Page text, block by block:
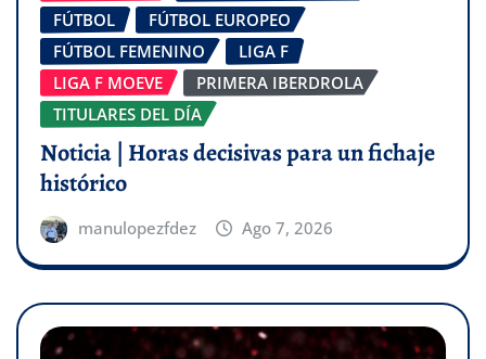
FÚTBOL
FÚTBOL EUROPEO
FÚTBOL FEMENINO
LIGA F
LIGA F MOEVE
PRIMERA IBERDROLA
TITULARES DEL DÍA
Noticia | Horas decisivas para un fichaje
histórico
manulopezfdez Ago 7, 2026